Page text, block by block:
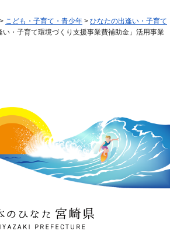
> こども・子育て・青少年 > ひなたの出逢い・子育て
い・子育て環境づくり支援事業費補助金」活用事業
ひなた 宮崎県
PREFECTURE